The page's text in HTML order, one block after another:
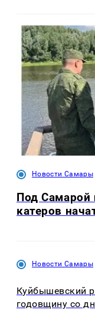
Новости Самары
Под Самарой
катеров
Новости Самары
Куйбышевский
годовщину со